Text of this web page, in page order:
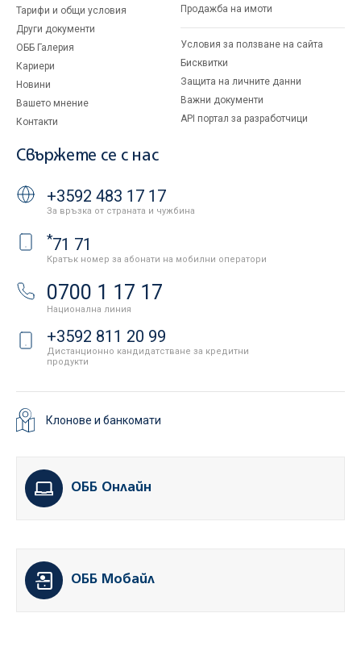
Тарифи и общи условия
Други документи
ОББ Галерия
Кариери
Новини
Вашето мнение
Контакти
Продажба на имоти
Условия за ползване на сайта
Бисквитки
Защита на личните данни
Важни документи
API портал за разработчици
Свържете се с нас
+3592 483 17 17
За връзка от страната и чужбина
*71 71
Кратък номер за абонати на мобилни оператори
0700 1 17 17
Национална линия
+3592 811 20 99
Дистанционно кандидатстване за кредитни
продукти
Клонове и банкомати
ОББ Онлайн
ОББ Мобайл